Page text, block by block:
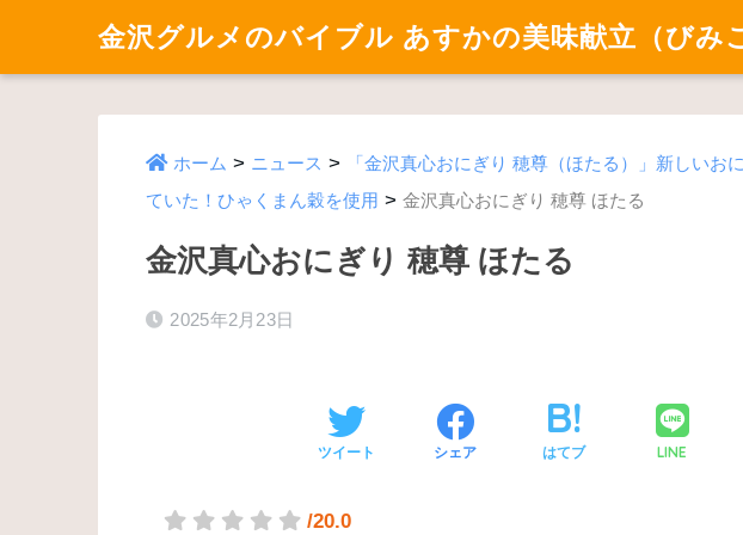
金沢グルメのバイブル あすかの美味献立（びみ
ホーム > ニュース >
「金沢真心おにぎり 穂尊（ほたる）」新しいお
ていた！ひゃくまん穀を使用 > 金沢真心おにぎり 穂尊 ほたる
金沢真心おにぎり 穂尊 ほたる
2025年2月23日
ツイート シェア はてブ LINE
/20.0